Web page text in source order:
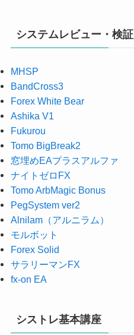
システムレビュー・検証
MHSP
BandCross3
Forex White Bear
Ashika V1
Fukurou
Tomo BigBreak2
窓埋めEAプラスアルファ
ナイトゼロFX
Tomo ArbMagic Bonus
PegSystem ver2
Alnilam（アルニラム）
モルボット
Forex Solid
サラリーマンFX
fx-on EA
シストレ基本講座